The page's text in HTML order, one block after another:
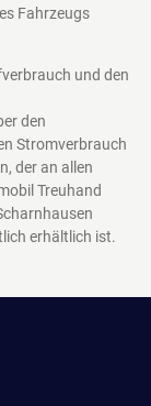
Fahrzeugs
und den
den
Stromverbrauch
der an allen
Treuhand
erhältlich ist.